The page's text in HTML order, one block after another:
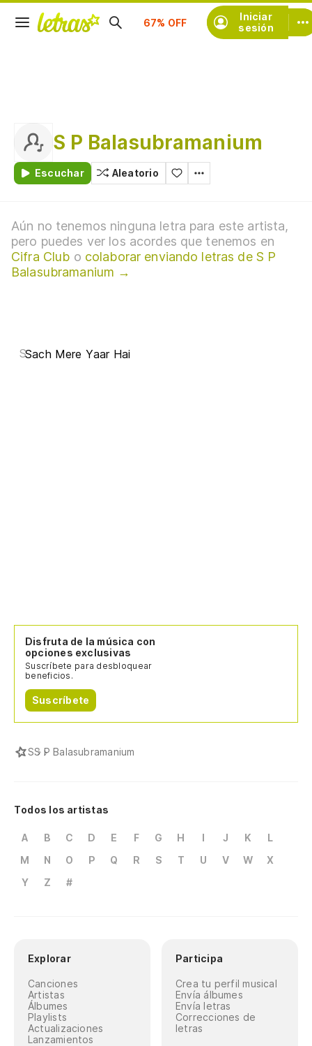
Iniciar
sesión
Suscríbete
S P Balasubramanium
Escuchar Aleatorio
Aún no tenemos ninguna letra para este artista,
pero puedes ver los acordes que tenemos en
Cifra Club o colaborar enviando letras de S P
Balasubramanium →
SSach Mere Yaar Hai
Disfruta de la música con
opciones exclusivas
Suscríbete para desbloquear
beneficios.
Suscríbete
SS P Balasubramanium
Todos los artistas
A B C D E F G H I J K
L
M
N O P Q R S T U V W
X
Y
Z #
Explorar
Canciones
Artistas
Álbumes
Playlists
Actualizaciones
Lanzamientos
Participa
Crea tu perfil musical
Envía álbumes
Envía letras
Correcciones de
letras